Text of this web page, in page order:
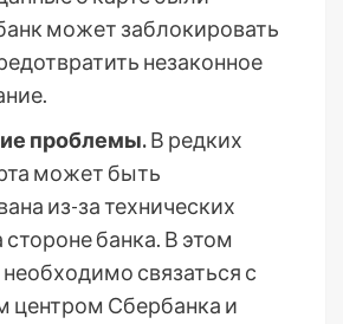
может заблокировать
незаконное
проблемы.В редких
может быть
из-за технических
банка. В этом
связаться с
центром Сбербанка и